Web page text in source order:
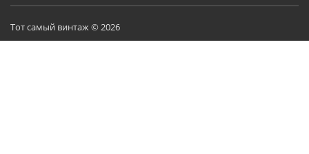
Тот самый винтаж © 2026